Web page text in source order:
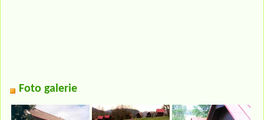
Foto galerie